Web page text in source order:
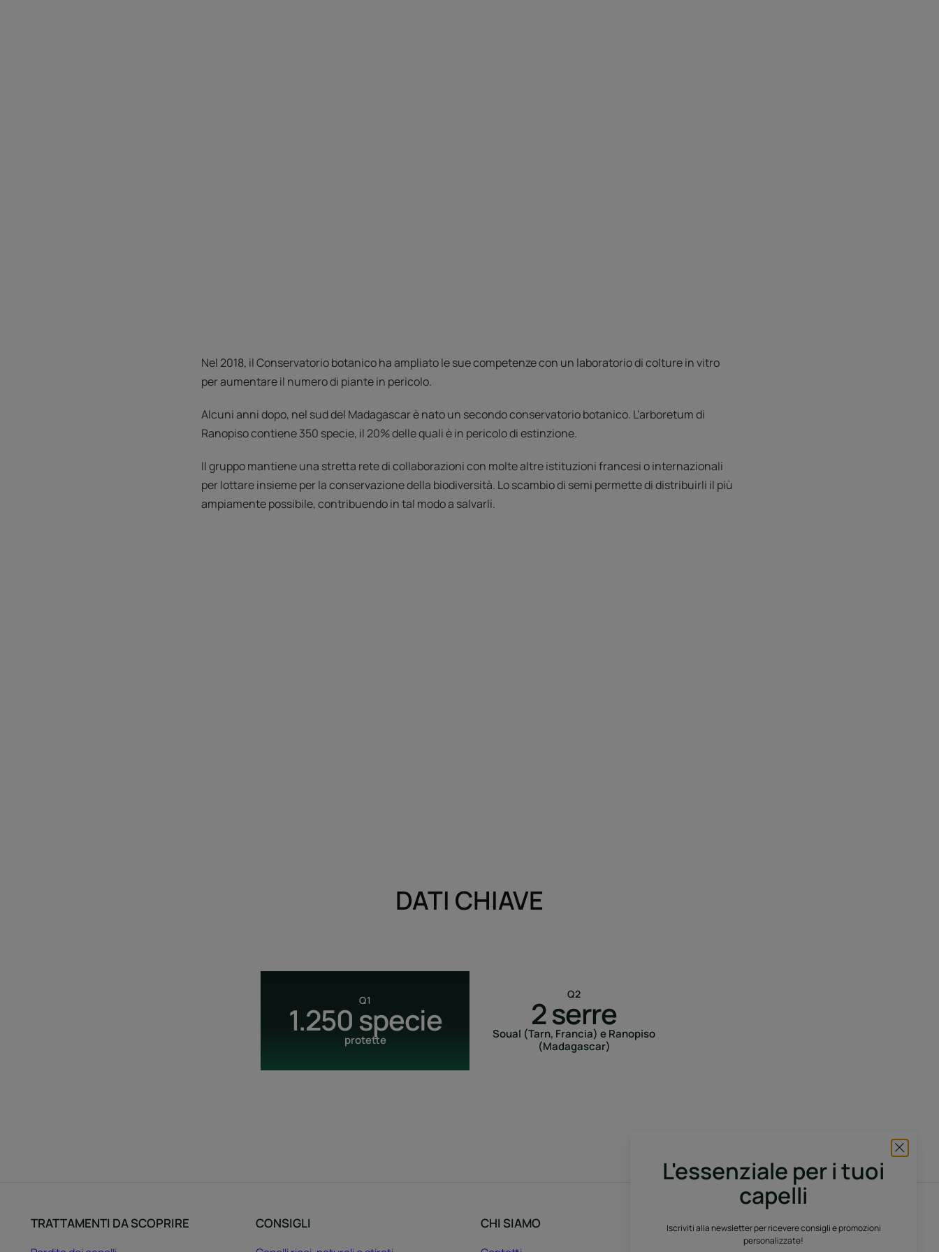
Nel 2018, il Conservatorio botanico ha ampliato le sue competenze con un laboratorio di colture in vitro
per aumentare il numero di piante in pericolo.
Alcuni anni dopo, nel sud del Madagascar è nato un secondo conservatorio botanico. L'arboretum di
Ranopiso contiene 350 specie, il 20% delle quali è in pericolo di estinzione.
Il gruppo mantiene una stretta rete di collaborazioni con molte altre istituzioni francesi o internazionali
per lottare insieme per la conservazione della biodiversità. Lo scambio di semi permette di distribuirli il più
ampiamente possibile, contribuendo in tal modo a salvarli.
DATI CHIAVE
Q1
1.250 specie
protette
Q2
2 serre
Soual (Tarn, Francia) e Ranopiso
(Madagascar)
L'essenziale per i tuoi
capelli
Iscriviti alla newsletter per ricevere consigli e promozioni
personalizzate!
Iscriviti alla nostra newsletter
Facendo clic qui sotto, accetti di ricevere la nostra
TRATTAMENTI DA SCOPRIRE CONSIGLI CHI SIAMO